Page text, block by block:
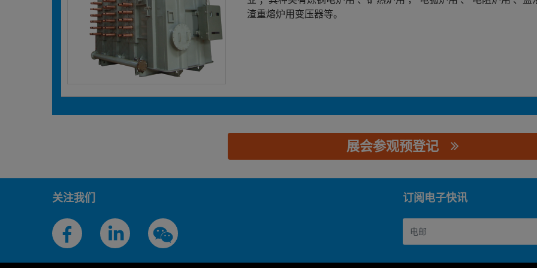
渣重熔炉用变压器等。
展会参观预登记
关注我们 订阅电子快讯